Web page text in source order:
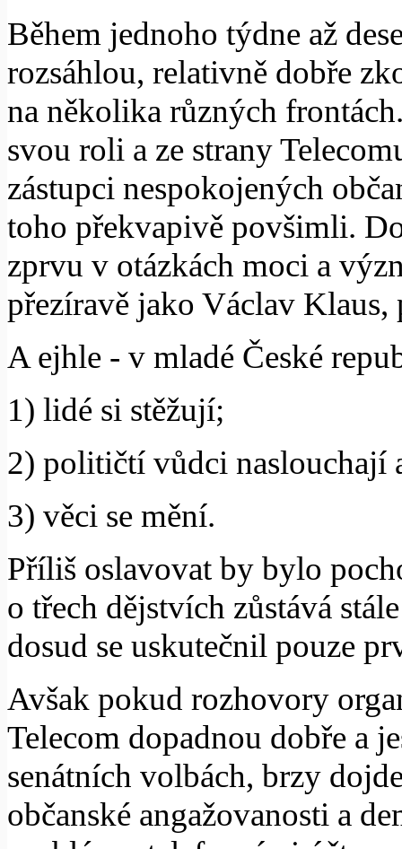
Během jednoho týdne až
rozsáhlou, relativně dobře
na několika různých
svou roli a ze strany
zástupci nespokojených
toho překvapivě povšimli.
zprvu v otázkách moci a
přezíravě jako Václav
A ejhle - v mladé České
1) lidé si stěžují;
2) političtí vůdci naslouchají
3) věci se mění.
Příliš oslavovat by bylo
o třech dějstvích zůstává
dosud se uskutečnil pouze
Avšak pokud rozhovory
Telecom dopadnou dobře a
senátních volbách, brzy
občanské angažovanosti a